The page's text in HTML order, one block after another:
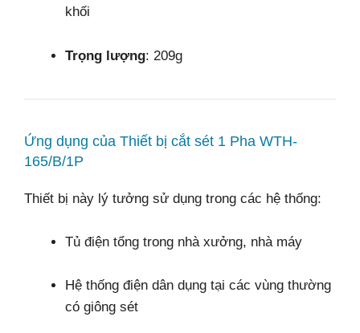
khối
Trọng lượng: 209g
Ứng dụng của Thiết bị cắt sét 1 Pha WTH-
165/B/1P
Thiết bị này lý tưởng sử dụng trong các hệ thống:
Tủ điện tổng trong nhà xưởng, nhà máy
Hệ thống điện dân dụng tại các vùng thường
có giông sét